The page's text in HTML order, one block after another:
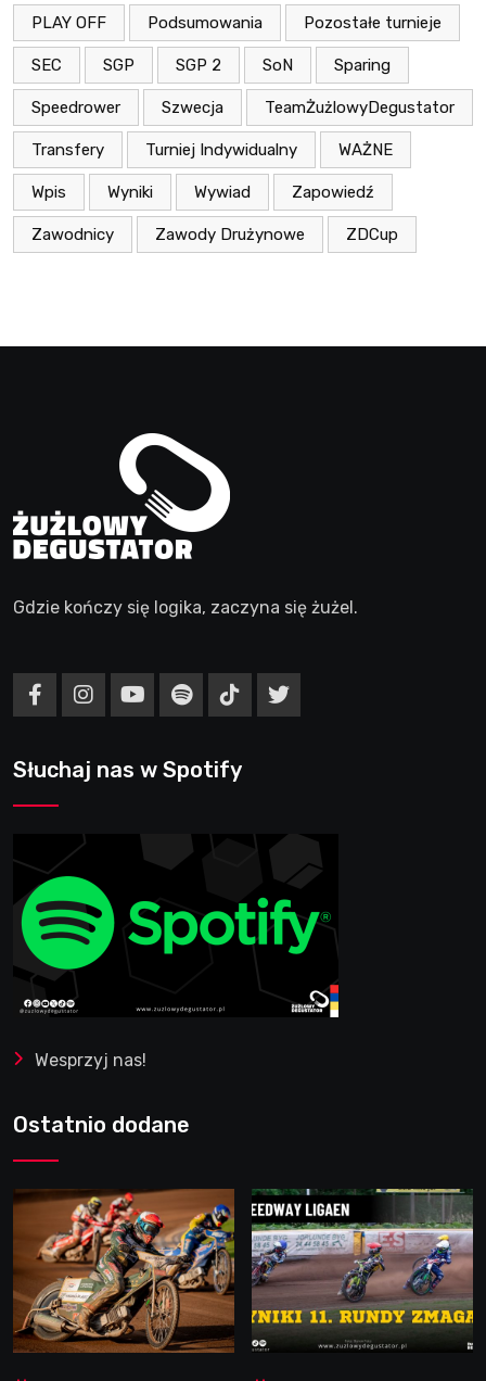
PLAY OFF Podsumowania Pozostałe turnieje
SEC SGP SGP 2 SoN Sparing
Speedrower Szwecja TeamŻużlowyDegustator
Transfery Turniej Indywidualny WAŻNE
Wpis Wyniki Wywiad Zapowiedź
Zawodnicy Zawody Drużynowe ZDCup
Gdzie kończy się logika, zaczyna się żużel.
Słuchaj nas w Spotify
Wesprzyj nas!
Ostatnio dodane